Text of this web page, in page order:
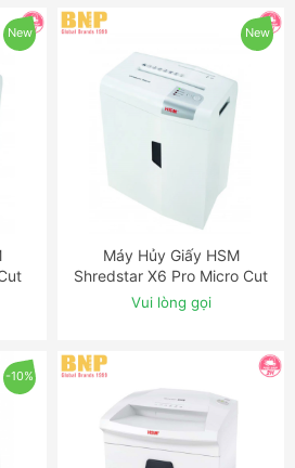
New New
ĐẶT NGAY
Máy Hủy Giấy HSM
Shredstar X6 Pro Micro Cut
Shredder
Vui lòng gọi
-10%